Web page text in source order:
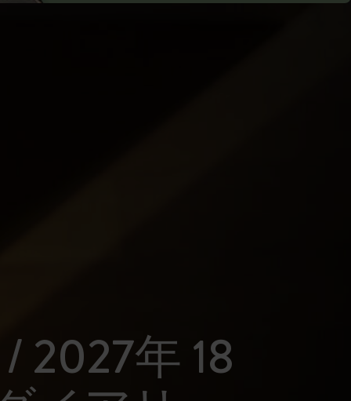
2027年 18